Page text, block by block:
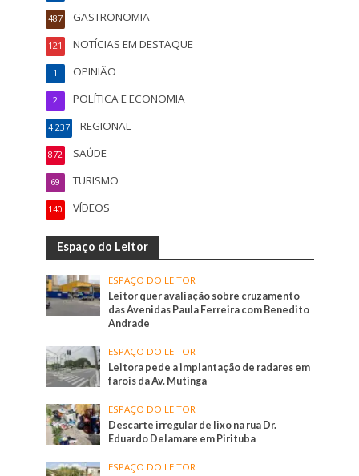
GASTRONOMIA
487
NOTÍCIAS EM DESTAQUE
121
OPINIÃO
1
POLÍTICA E ECONOMIA
2
REGIONAL
4.237
SAÚDE
872
TURISMO
69
VÍDEOS
140
Espaço do Leitor
ESPAÇO DO LEITOR
Leitor quer avaliação sobre cruzamento
das Avenidas Paula Ferreira com Benedito
Andrade
ESPAÇO DO LEITOR
Leitora pede a implantação de radares em
farois da Av. Mutinga
ESPAÇO DO LEITOR
Descarte irregular de lixo na rua Dr.
Eduardo Delamare em Pirituba
ESPAÇO DO LEITOR